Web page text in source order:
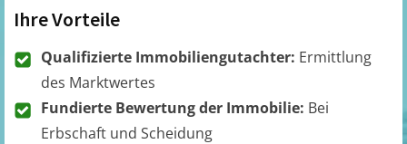
Ihre Vorteile
Qualifizierte Immobiliengutachter: Ermittlung
des Marktwertes
Fundierte Bewertung der Immobilie: Bei
Erbschaft und Scheidung